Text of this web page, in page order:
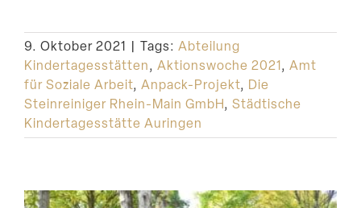
9. Oktober 2021 | Tags: Abteilung
Kindertagesstätten, Aktionswoche 2021, Amt
für Soziale Arbeit, Anpack-Projekt, Die
Steinreiniger Rhein-Main GmbH, Städtische
Kindertagesstätte Auringen